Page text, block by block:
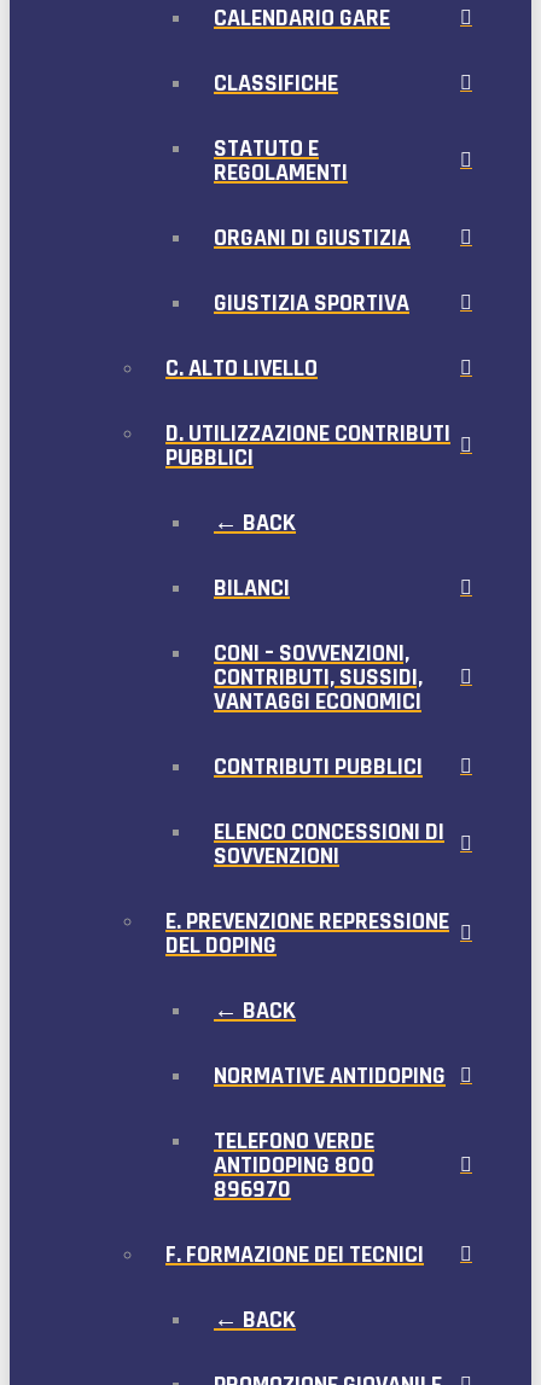
CALENDARIO GARE
CLASSIFICHE
STATUTO E
REGOLAMENTI
ORGANI DI GIUSTIZIA
GIUSTIZIA SPORTIVA
C. ALTO LIVELLO
D. UTILIZZAZIONE CONTRIBUTI
PUBBLICI
← BACK
BILANCI
CONI – SOVVENZIONI,
CONTRIBUTI, SUSSIDI,
VANTAGGI ECONOMICI
CONTRIBUTI PUBBLICI
ELENCO CONCESSIONI DI
SOVVENZIONI
E. PREVENZIONE REPRESSIONE
DEL DOPING
← BACK
NORMATIVE ANTIDOPING
TELEFONO VERDE
ANTIDOPING 800
896970
F. FORMAZIONE DEI TECNICI
← BACK